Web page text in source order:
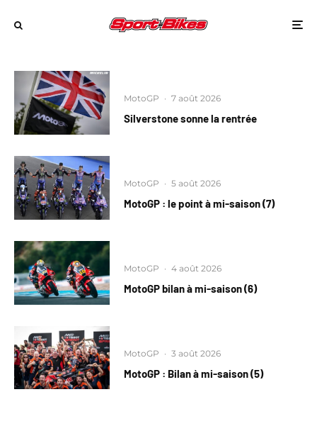
MotoGP · 7 août 2026
Silverstone sonne la rentrée
MotoGP · 5 août 2026
MotoGP : le point à mi-saison (7)
MotoGP · 4 août 2026
MotoGP bilan à mi-saison (6)
MotoGP · 3 août 2026
MotoGP : Bilan à mi-saison (5)